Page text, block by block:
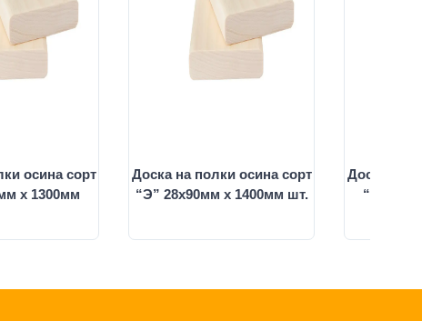
осина сорт
х 1300мм
Доска на полки осина сорт
“Э” 28х90мм х 1400мм шт.
Доска на
“Э”